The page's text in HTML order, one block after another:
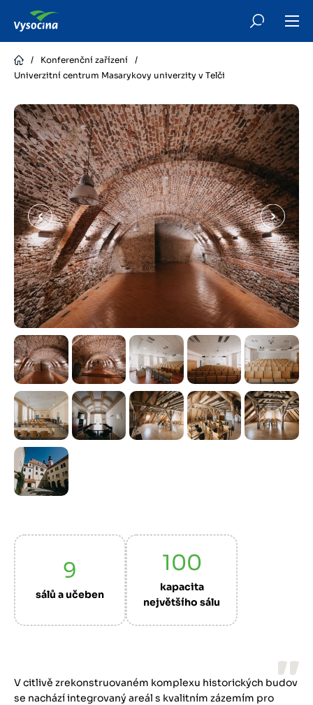
content/ Konferenční zařízení
/
Univerzitní centrum Masarykovy univerzity v Telči
Předchozí Další
9
sálů a učeben
100
kapacita
největšího sálu
V citlivě zrekonstruovaném komplexu historických budov
se nachází integrovaný areál s kvalitním zázemím pro